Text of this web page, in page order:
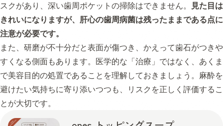
スクがあり、深い歯周ポケットの掃除はできません。
見た目は
きれいになりますが、肝心の歯周病菌は残ったままである点に
注意が必要です。
また、研磨が不十分だと表面が傷つき、かえって歯石がつきや
すくなる側面もあります。医学的な「治療」ではなく、あくま
で美容目的の処置であることを理解しておきましょう。麻酔を
避けたい気持ちに寄り添いつつも、リスクを正しく評価するこ
とが大切です。